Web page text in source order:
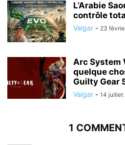
L’Arabie
contrôle
Valgar - 23
Arc System
quelque
Guilty Gear
Valgar - 14 juillet
1